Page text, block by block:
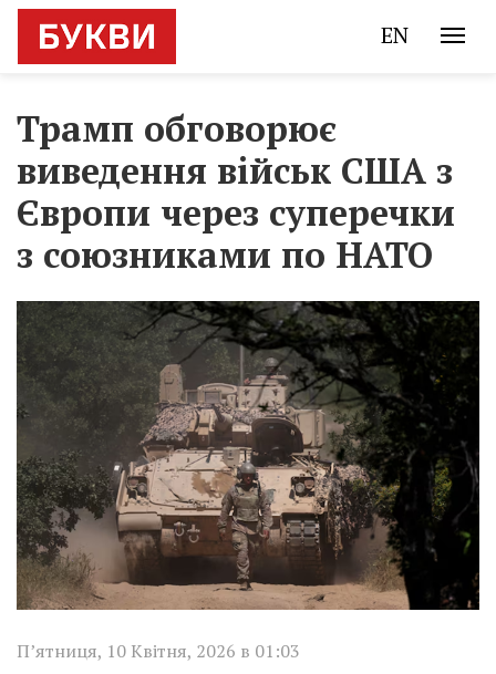
EN
Трамп обговорює
виведення військ США з
Європи через суперечки
з союзниками по НАТО
П’ятниця, 10 Квітня, 2026 в 01:03